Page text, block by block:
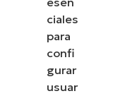
ciales
para
confi
gurar
usuar